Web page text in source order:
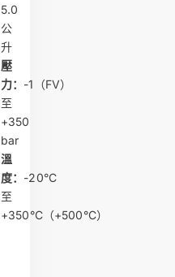
5.0
公
升
壓
力： -1（FV）
至
+350
bar
溫
度： -20°C
至
+350°C（+500°C）